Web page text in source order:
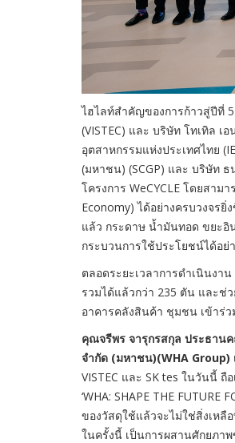
ไฮไลท์สำคัญของการก้าวสู่ปีที่
(VISTEC) และ บริษัท โทเทิล
อุตสาหกรรมแห่งประเทศไทย
(มหาชน) (SCGP) และ บริษัท
โครงการ WeCYCLE โดยสา
Economy) ได้อย่างครบวงจร
แล้ว กระดาษ น้ำมันทอด ขยะอิ
กระบวนการใช้ประโยชน์ได้อ
ตลอดระยะเวลาการดำเนินงา
รวมได้แล้วกว่า 235 ตัน และช่
อาคารคลังสินค้า ชุมชน เข้าร่
คุณจรีพร จารุกรสกุล ประธาน
จำกัด (มหาชน)(WHA Group)
VISTEC และ SK tes ในวันนี้
‘WHA: SHAPE THE
ของวัสดุใช้แล้วจะไม่ใช่สิ่งเหลื
ในครั้งนี้ เป็นการผสานศักยภา